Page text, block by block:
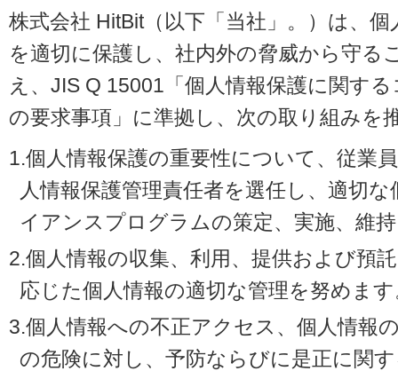
株式会社 HitBit（以下「当社」。）は、
を適切に保護し、社内外の脅威から守る
え、JIS Q 15001「個人情報保護に関す
の要求事項」に準拠し、次の取り組みを
1.個人情報保護の重要性について、従業
人情報保護管理責任者を選任し、適切
イアンスプログラムの策定、実施、維
2.個人情報の収集、利用、提供および預
応じた個人情報の適切な管理を努めま
3.個人情報への不正アクセス、個人情報
の危険に対し、予防ならびに是正に関